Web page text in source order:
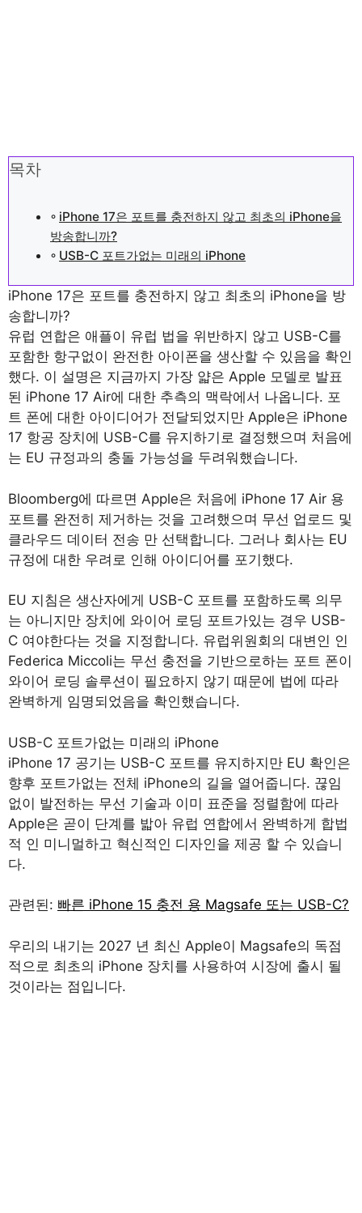
목차
iPhone 17은 포트를 충전하지 않고 최초의 iPhone을
방송합니까?
USB-C 포트가없는 미래의 iPhone
iPhone 17은 포트를 충전하지 않고 최초의 iPhone을 방
송합니까?
유럽 ​​연합은 애플이 유럽 법을 위반하지 않고 USB-C를
포함한 항구없이 완전한 아이폰을 생산할 수 있음을 확인
했다. 이 설명은 지금까지 가장 얇은 Apple 모델로 발표
된 iPhone 17 Air에 대한 추측의 맥락에서 나옵니다. 포
트 폰에 대한 아이디어가 전달되었지만 Apple은 iPhone
17 항공 장치에 USB-C를 유지하기로 결정했으며 처음에
는 EU 규정과의 충돌 가능성을 두려워했습니다.
Bloomberg에 따르면 Apple은 처음에 iPhone 17 Air 용
포트를 완전히 제거하는 것을 고려했으며 무선 업로드 및
클라우드 데이터 전송 만 선택합니다. 그러나 회사는 EU
규정에 대한 우려로 인해 아이디어를 포기했다.
EU 지침은 생산자에게 USB-C 포트를 포함하도록 의무
는 아니지만 장치에 와이어 로딩 포트가있는 경우 USB-
C 여야한다는 것을 지정합니다. 유럽위원회의 대변인 인
Federica Miccoli는 무선 충전을 기반으로하는 포트 폰이
와이어 로딩 솔루션이 필요하지 않기 때문에 법에 따라
완벽하게 임명되었음을 확인했습니다.
USB-C 포트가없는 미래의 iPhone
iPhone 17 공기는 USB-C 포트를 유지하지만 EU 확인은
향후 포트가없는 전체 iPhone의 길을 열어줍니다. 끊임
없이 발전하는 무선 기술과 이미 표준을 정렬함에 따라
Apple은 곧이 단계를 밟아 유럽 연합에서 완벽하게 합법
적 인 미니멀하고 혁신적인 디자인을 제공 할 수 있습니
다.
관련된: 빠른 iPhone 15 충전 용 Magsafe 또는 USB-C?
우리의 내기는 2027 년 최신 Apple이 Magsafe의 독점
적으로 최초의 iPhone 장치를 사용하여 시장에 출시 될
것이라는 점입니다.